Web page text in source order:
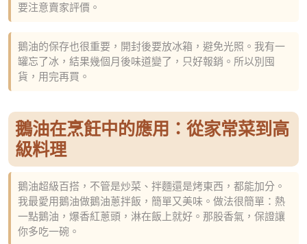
要注意賣家評價。
鵝油的保存也很重要，開封後要放冰箱，避免光照。我有一
罐忘了冰，結果幾個月後味道變了，只好報銷。所以別囤
貨，用完再買。
鵝油在烹飪中的應用：從家常菜到高
級料理
鵝油超級百搭，不管是炒菜、拌麵還是烤東西，都能加分。
我最愛用鵝油做鵝油蔥拌飯，簡單又美味。做法很簡單：熱
一點鵝油，爆香紅蔥頭，淋在飯上就好。那股香氣，保證讓
你多吃一碗。